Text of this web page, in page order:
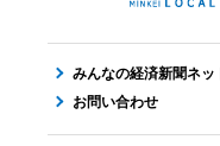
みんなの経済新聞ネッ
お問い合わせ